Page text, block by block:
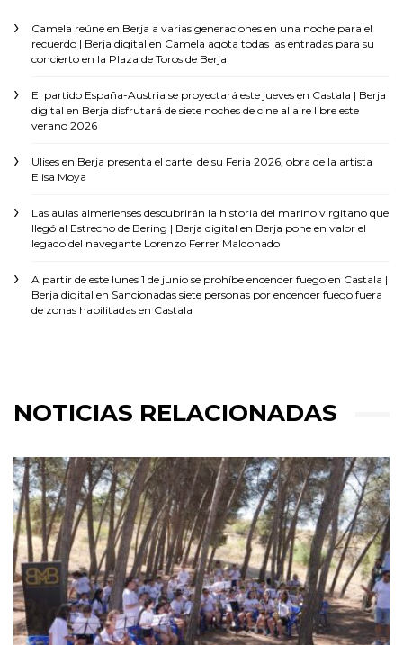
Camela reúne en Berja a varias generaciones en una noche para el
recuerdo | Berja digital en Camela agota todas las entradas para su
concierto en la Plaza de Toros de Berja
El partido España-Austria se proyectará este jueves en Castala | Berja
digital en Berja disfrutará de siete noches de cine al aire libre este
verano 2026
Ulises en Berja presenta el cartel de su Feria 2026, obra de la artista
Elisa Moya
Las aulas almerienses descubrirán la historia del marino virgitano que
llegó al Estrecho de Bering | Berja digital en Berja pone en valor el
legado del navegante Lorenzo Ferrer Maldonado
A partir de este lunes 1 de junio se prohíbe encender fuego en Castala |
Berja digital en Sancionadas siete personas por encender fuego fuera
de zonas habilitadas en Castala
NOTICIAS RELACIONADAS